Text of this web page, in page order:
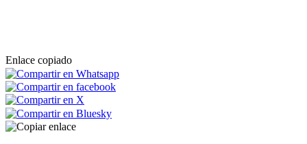
Enlace copiado